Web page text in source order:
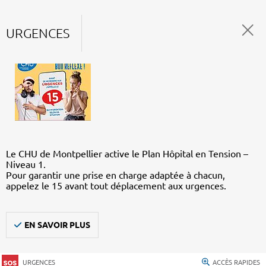
URGENCES
Le CHU de Montpellier active le Plan Hôpital en Tension –
Niveau 1.
Pour garantir une prise en charge adaptée à chacun,
appelez le 15 avant tout déplacement aux urgences.
EN SAVOIR PLUS
URGENCES ACCÈS RAPIDES